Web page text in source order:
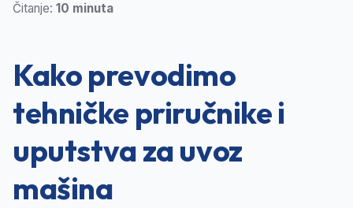
Čitanje: 10 minuta
Kako prevodimo
tehničke priručnike i
uputstva za uvoz
mašina